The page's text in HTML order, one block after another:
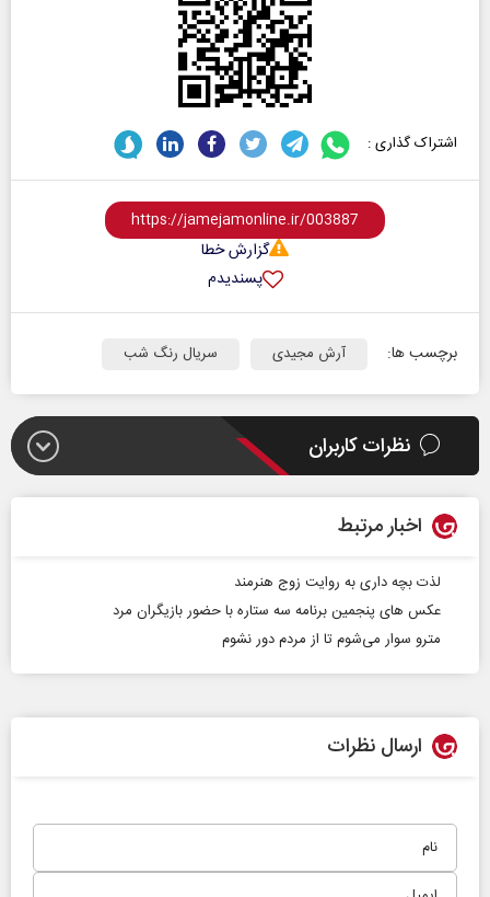
اشتراک گذاری :
گزارش خطا
پسندیدم
برچسب ها: آرش مجیدی سریال رنگ شب
نظرات کاربران
اخبار مرتبط
لذت بچه داری به روایت زوج هنرمند
عکس های پنجمین برنامه سه ستاره با حضور بازیگران مرد
مترو سوار می‌شوم تا از مردم دور نشوم
ارسال نظرات